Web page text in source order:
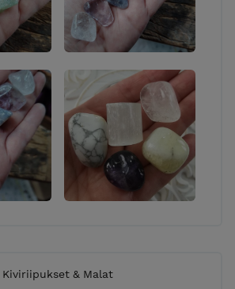
Kiviriipukset & Malat